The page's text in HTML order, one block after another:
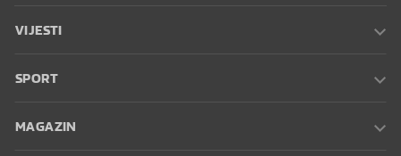
VIJESTI
SPORT
MAGAZIN